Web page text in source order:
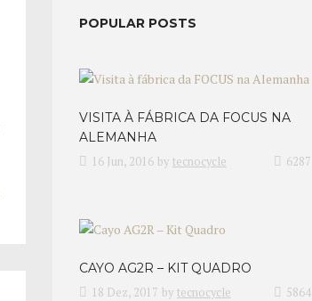
POPULAR POSTS
VISITA À FÁBRICA DA FOCUS NA
ALEMANHA
16 Jun, 2016 by tecnocycle 6287
CAYO AG2R – KIT QUADRO
18 Dez, 2017 by tecnocycle 5864